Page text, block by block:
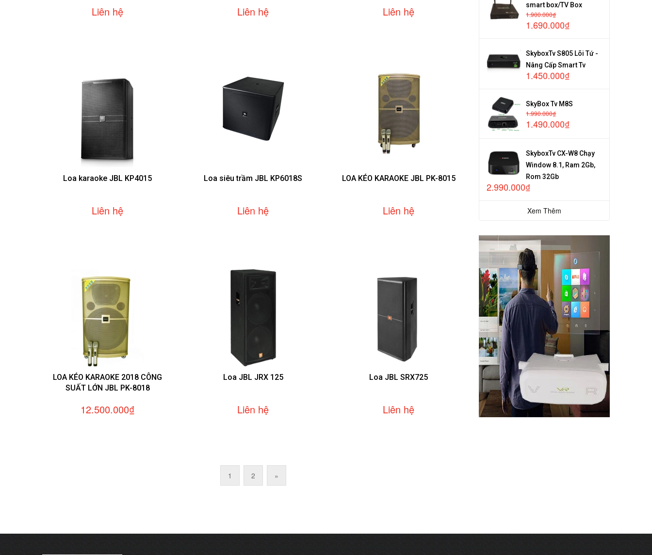
Liên hệ Liên hệ Liên hệ
Loa karaoke JBL KP4015
Liên hệ
Loa siêu trầm JBL KP6018S
Liên hệ
LOA KÉO KARAOKE JBL PK-8015
Liên hệ
LOA KÉO KARAOKE 2018 CÔNG
SUẤT LỚN JBL PK-8018
12.500.000₫
Loa JBL JRX 125
Liên hệ
Loa JBL SRX725
Liên hệ
1 2 »
smart box/TV Box
1.900.000₫
1.690.000₫
SkyboxTv S805 Lõi Tứ -
Nâng Cấp Smart Tv
1.450.000₫
SkyBox Tv M8S
1.990.000₫
1.490.000₫
SkyboxTv CX-W8 Chạy
Window 8.1, Ram 2Gb,
Rom 32Gb
2.990.000₫
Xem Thêm